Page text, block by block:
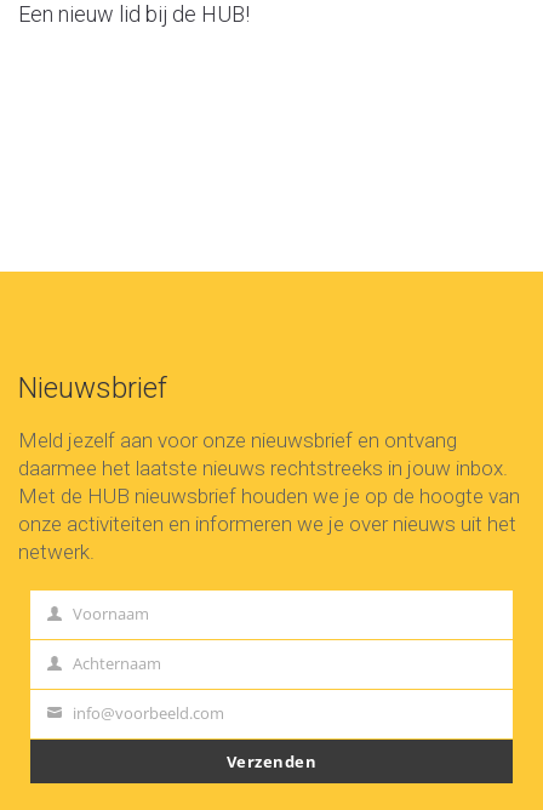
Een nieuw lid bij de HUB!
Nieuwsbrief
Meld jezelf aan voor onze nieuwsbrief en ontvang
daarmee het laatste nieuws rechtstreeks in jouw inbox.
Met de HUB nieuwsbrief houden we je op de hoogte van
onze activiteiten en informeren we je over nieuws uit het
netwerk.
First
Voornaam
Last
Achternaam
info@voorbeeld.com
Verzenden